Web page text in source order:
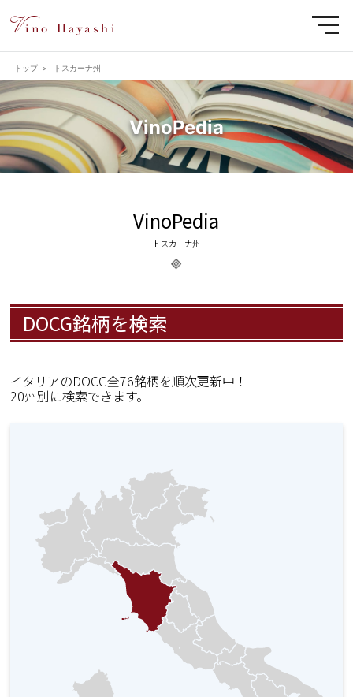
トップ トスカーナ州
VinoPedia
VinoPedia
トスカーナ州
DOCG銘柄を検索
イタリアのDOCG全76銘柄を順次更新中！
20州別に検索できます。